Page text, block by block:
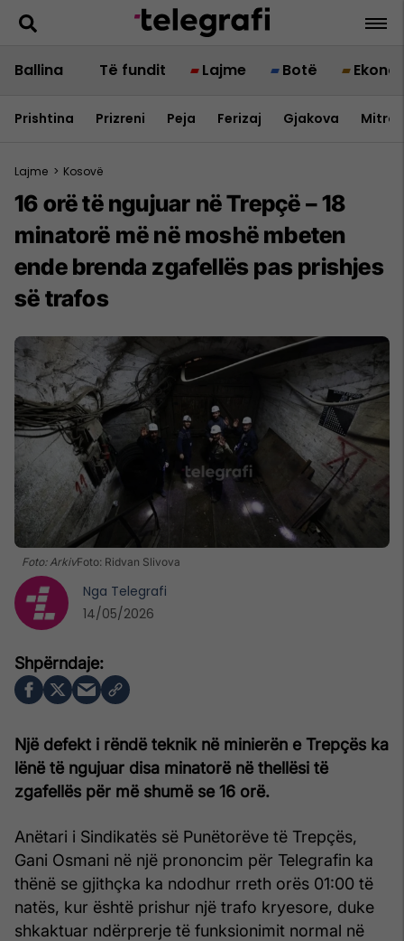
Ballina Të fundit Lajme Botë
Prishtina Prizreni Peja Ferizaj Gjakova
Lajme > Kosovë
16 orë të ngujuar në Trepçë – 18
minatorë më në moshë mbeten
ende brenda zgafellës pas prishjes
së trafos
Foto: ArkivFoto: Ridvan Slivova
Një defekt i rëndë teknik në minierën e Trepçës ka
lënë të ngujuar disa minatorë në thellësi të
zgafellës për më shumë se 16 orë.
Anëtari i Sindikatës së Punëtorëve të Trepçës,
Gani Osmani në një prononcim për Telegrafin ka
thënë se gjithçka ka ndodhur rreth orës 01:00 të
natës, kur është prishur një trafo kryesore, duke
shkaktuar ndërprerje të funksionimit normal në
Nga Telegrafi
14/05/2026